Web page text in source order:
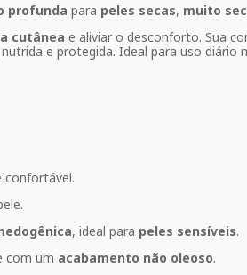
profunda para peles secas, muito
cutânea e aliviar o desconforto. Sua
e protegida. Ideal para uso diário
confortável.
, ideal para peles sensíveis.
com um acabamento não oleoso.